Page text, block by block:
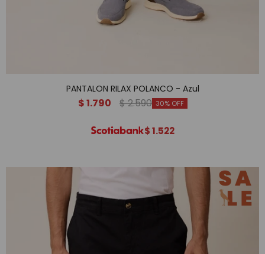
PANTALON RILAX POLANCO - Azul
$1.790 $2.590 30
$1.522